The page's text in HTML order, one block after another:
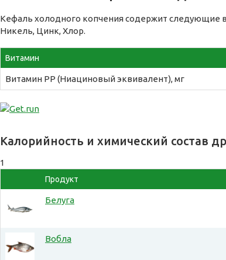
Кефаль холодного копчения содержит следующие
Никель, Цинк, Хлор.
Витамин
Витамин PP (Ниациновый эквивалент), мг
Калорийность и химический состав
1
Продукт
Белуга
Вобла